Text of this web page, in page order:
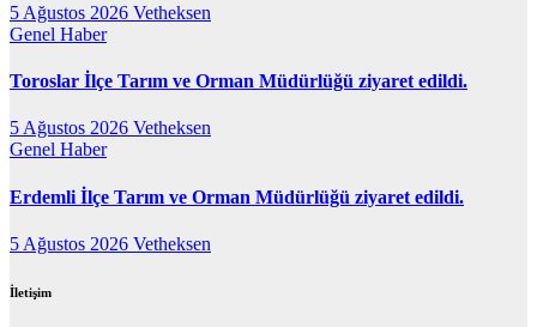
5 Ağustos 2026 Vetheksen
Genel Haber
Toroslar İlçe Tarım ve Orman Müdürlüğü ziyaret edildi.
5 Ağustos 2026 Vetheksen
Genel Haber
Erdemli İlçe Tarım ve Orman Müdürlüğü ziyaret edildi.
5 Ağustos 2026 Vetheksen
İletişim